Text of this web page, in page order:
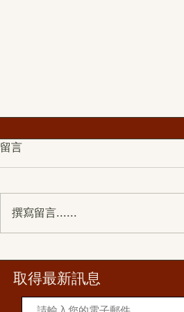
堂
留言
撰寫留言......
​取得最新訊息